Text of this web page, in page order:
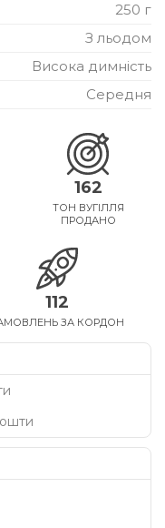
250 г
З льодом
Висока димність
Середня
162
ТОН ВУГІЛЛЯ
ПРОДАНО
112
ЗА КОРДОН